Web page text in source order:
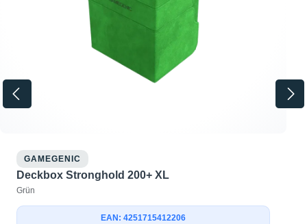
GAMEGENIC
Deckbox Stronghold 200+ XL
Grün
EAN: 4251715412206